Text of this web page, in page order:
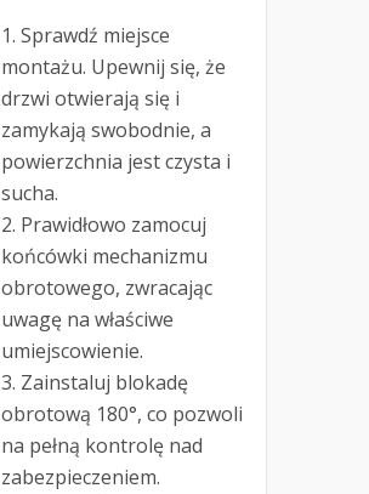
Sprawdź miejsce
montażu. Upewnij się, że
drzwi otwierają się i
zamykają swobodnie, a
powierzchnia jest czysta i
sucha.
Prawidłowo zamocuj
końcówki mechanizmu
obrotowego, zwracając
uwagę na właściwe
umiejscowienie.
Zainstaluj blokadę
obrotową 180°, co pozwoli
na pełną kontrolę nad
zabezpieczeniem.